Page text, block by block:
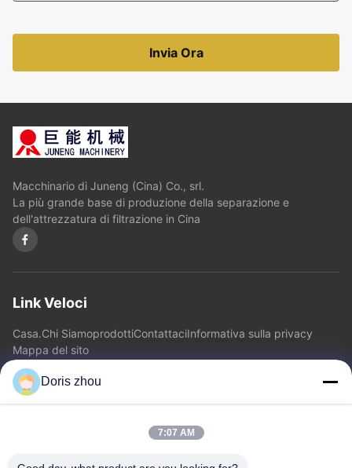
Invia Ora
Macchinario di Juneng (Cina) Co., srl.
La più grande base di produzione della separazione e
dell'attrezzatura di filtrazione in Cina
Link Veloci
Casa.Chi SiamoprodottiContattaciInformativa sulla privacy
Mappa del sito
Contattaci
Indirizzo: Strada di Chaoyang, città di Zhotie, città Jiangsu
Doris zhou
7:07 AM